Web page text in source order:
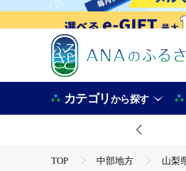
カテゴリから探す
TOP 中部地方 山梨